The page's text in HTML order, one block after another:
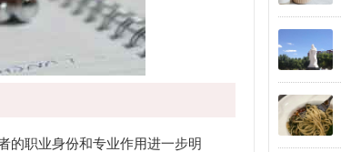
的职业身份和专业作用进一步明